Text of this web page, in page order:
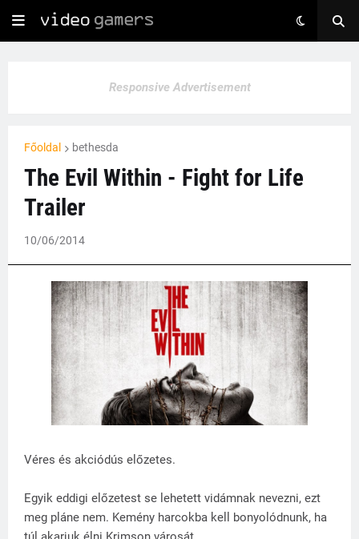
Responsive Advertisement
Főoldal bethesda
The Evil Within - Fight for Life
Trailer
10/06/2014
Véres és akciódús előzetes.
Egyik eddigi előzetest se lehetett vidámnak nevezni, ezt
meg pláne nem. Kemény harcokba kell bonyolódnunk, ha